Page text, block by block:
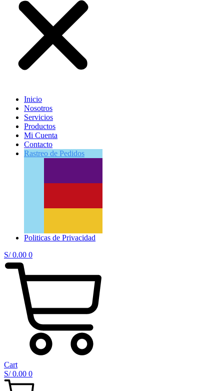
Inicio
Nosotros
Servicios
Productos
Mi Cuenta
Contacto
Rastreo de Pedidos
Politicas de Privacidad
S/0.00 0
Cart
S/0.00 0